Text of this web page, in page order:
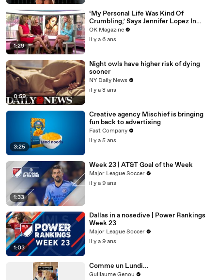
1:29
‘My Personal Life Was Kind Of
Crumbling,’ Says Jennifer Lopez In
REELZ Doc Detailing Her Scariest
Moment
OK Magazine
il y a 6 ans
0:59
Night owls have higher risk of dying
sooner
NY Daily News
il y a 8 ans
3:25
Creative agency Mischief is bringing
fun back to advertising
Fast Company
il y a 5 ans
1:33
Week 23 | AT&T Goal of the Week
Major League Soccer
il y a 9 ans
1:03
Dallas in a nosedive | Power Rankings
Week 23
Major League Soccer
il y a 9 ans
Comme un Lundi...
Guillaume Genou